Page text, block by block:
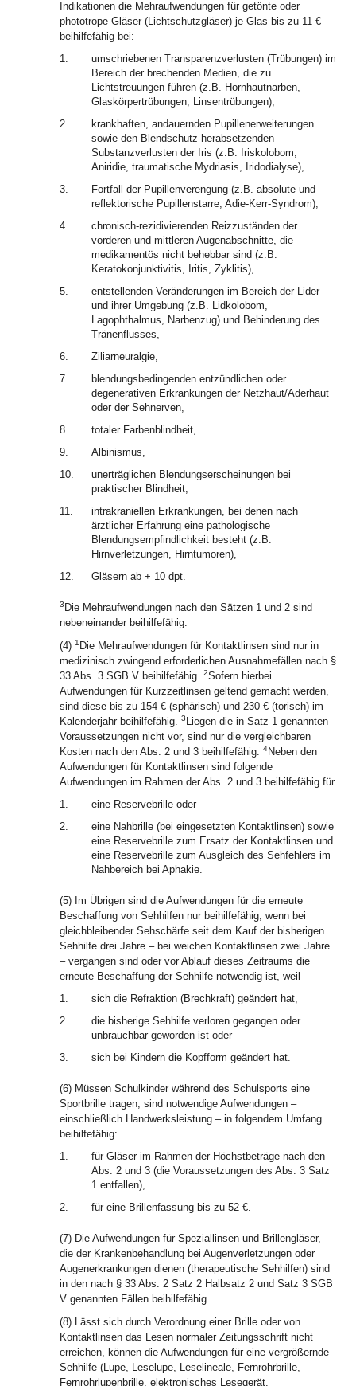
Indikationen die Mehraufwendungen für getönte oder
phototrope Gläser (Lichtschutzgläser) je Glas bis zu 11 €
beihilfefähig bei:
1.
umschriebenen Transparenzverlusten (Trübungen) im
Bereich der brechenden Medien, die zu
Lichtstreuungen führen (z.B. Hornhautnarben,
Glaskörpertrübungen, Linsentrübungen),
2.
krankhaften, andauernden Pupillenerweiterungen
sowie den Blendschutz herabsetzenden
Substanzverlusten der Iris (z.B. Iriskolobom,
Aniridie, traumatische Mydriasis, Iridodialyse),
3.
Fortfall der Pupillenverengung (z.B. absolute und
reflektorische Pupillenstarre, Adie-Kerr-Syndrom),
4.
chronisch-rezidivierenden Reizzuständen der
vorderen und mittleren Augenabschnitte, die
medikamentös nicht behebbar sind (z.B.
Keratokonjunktivitis, Iritis, Zyklitis),
5.
entstellenden Veränderungen im Bereich der Lider
und ihrer Umgebung (z.B. Lidkolobom,
Lagophthalmus, Narbenzug) und Behinderung des
Tränenflusses,
6.
Ziliarneuralgie,
7.
blendungsbedingenden entzündlichen oder
degenerativen Erkrankungen der Netzhaut/Aderhaut
oder der Sehnerven,
8.
totaler Farbenblindheit,
9.
Albinismus,
10.
unerträglichen Blendungserscheinungen bei
praktischer Blindheit,
11.
intrakraniellen Erkrankungen, bei denen nach
ärztlicher Erfahrung eine pathologische
Blendungsempfindlichkeit besteht (z.B.
Hirnverletzungen, Hirntumoren),
12.
Gläsern ab + 10 dpt.
3 Die Mehraufwendungen nach den Sätzen 1 und 2 sind
nebeneinander beihilfefähig.
(4) 1 Die Mehraufwendungen für Kontaktlinsen sind nur in
medizinisch zwingend erforderlichen Ausnahmefällen nach §
33 Abs. 3 SGB V beihilfefähig. 2Sofern hierbei
Aufwendungen für Kurzzeitlinsen geltend gemacht werden,
sind diese bis zu 154 € (sphärisch) und 230 € (torisch) im
Kalenderjahr beihilfefähig. 3 Liegen die in Satz 1 genannten
Voraussetzungen nicht vor, sind nur die vergleichbaren
Kosten nach den Abs. 2 und 3 beihilfefähig. 4Neben den
Aufwendungen für Kontaktlinsen sind folgende
Aufwendungen im Rahmen der Abs. 2 und 3 beihilfefähig für
1.
eine Reservebrille oder
2.
eine Nahbrille (bei eingesetzten Kontaktlinsen) sowie
eine Reservebrille zum Ersatz der Kontaktlinsen und
eine Reservebrille zum Ausgleich des Sehfehlers im
Nahbereich bei Aphakie.
(5) Im Übrigen sind die Aufwendungen für die erneute
Beschaffung von Sehhilfen nur beihilfefähig, wenn bei
gleichbleibender Sehschärfe seit dem Kauf der bisherigen
Sehhilfe drei Jahre – bei weichen Kontaktlinsen zwei Jahre
– vergangen sind oder vor Ablauf dieses Zeitraums die
erneute Beschaffung der Sehhilfe notwendig ist, weil
1.
sich die Refraktion (Brechkraft) geändert hat,
2.
die bisherige Sehhilfe verloren gegangen oder
unbrauchbar geworden ist oder
3.
sich bei Kindern die Kopfform geändert hat.
(6) Müssen Schulkinder während des Schulsports eine
Sportbrille tragen, sind notwendige Aufwendungen –
einschließlich Handwerksleistung – in folgendem Umfang
beihilfefähig:
1.
für Gläser im Rahmen der Höchstbeträge nach den
Abs. 2 und 3 (die Voraussetzungen des Abs. 3 Satz
1 entfallen),
2.
für eine Brillenfassung bis zu 52 €.
(7) Die Aufwendungen für Speziallinsen und Brillengläser,
die der Krankenbehandlung bei Augenverletzungen oder
Augenerkrankungen dienen (therapeutische Sehhilfen) sind
in den nach § 33 Abs. 2 Satz 2 Halbsatz 2 und Satz 3 SGB
V genannten Fällen beihilfefähig.
(8) Lässt sich durch Verordnung einer Brille oder von
Kontaktlinsen das Lesen normaler Zeitungsschrift nicht
erreichen, können die Aufwendungen für eine vergrößernde
Sehhilfe (Lupe, Leselupe, Leselineale, Fernrohrbrille,
Fernrohrlupenbrille, elektronisches Lesegerät,